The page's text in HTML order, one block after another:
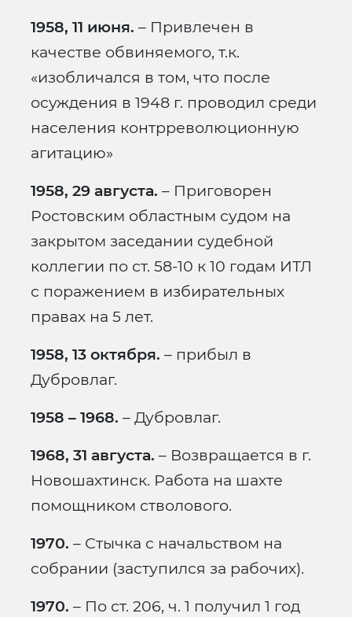
1958, 11 июня. – Привлечен в
качестве обвиняемого, т.к.
«изобличался в том, что после
осуждения в 1948 г. проводил среди
населения контрреволюционную
агитацию»
1958, 29 августа. – Приговорен
Ростовским областным судом на
закрытом заседании судебной
коллегии по ст. 58-10 к 10 годам ИТЛ
с поражением в избирательных
правах на 5 лет.
1958, 13 октября. – прибыл в
Дубровлаг.
1958 – 1968. – Дубровлаг.
1968, 31 августа. – Возвращается в г.
Новошахтинск. Работа на шахте
помощником стволового.
1970. – Стычка с начальством на
собрании (заступился за рабочих).
1970. – По ст. 206, ч. 1 получил 1 год